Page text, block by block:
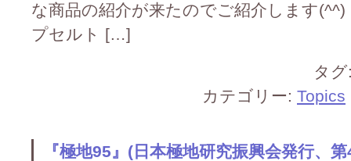
な商品の紹介が来たのでご紹介します
プセルト […]
タグ
カテゴリー: Topics
『極地95』(日本極地研究振興会発行、